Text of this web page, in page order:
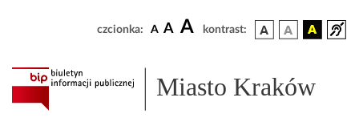
czcionka: A A A kontrast:
Miasto Kraków